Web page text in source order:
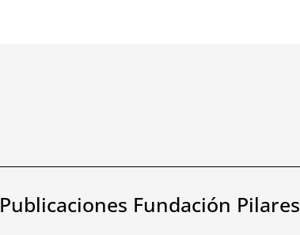
Publicaciones Fundación Pilares